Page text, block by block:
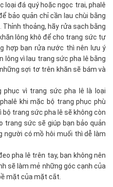
loại đá quý hoặc ngọc trai, phalê
bảo quản chỉ cần lau chùi bằng
thoảng, hãy rửa sạch bằng
lông khô để cho trang sức tự
hợp bạn rửa nước thì nên lưu ý
lông vì lau trang sức pha lê bằng
sợi tơ trên khăn sẽ bám và
vì trang sức pha lê là loại
khi mặc bộ trang phục phù
trang sức pha lê sẽ không còn
trang sức sẽ giúp bạn bảo quản
người có mồ hôi muối thì dễ làm
pha lê trên tay, bạn không nên
sẽ làm mẻ những góc cạnh của
mặt của mặt cắt.